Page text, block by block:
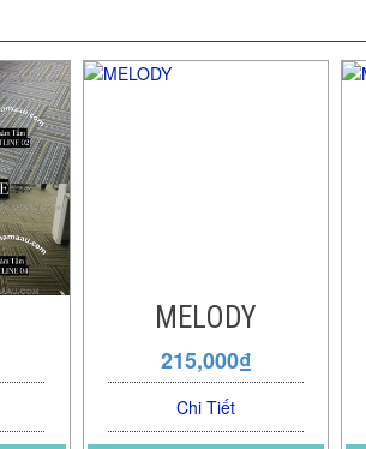
MELODY
215,000₫
Chi Tiết